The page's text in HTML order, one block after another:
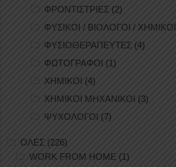
ΦΡΟΝΤΙΣΤΡΙΕΣ (2)
ΦΥΣΙΚΟΙ / ΒΙΟΛΟΓΟΙ / ΧΗΜΙΚΟΙ
ΦΥΣΙΟΘΕΡΑΠΕΥΤΕΣ (4)
ΦΩΤΟΓΡΑΦΟΙ (1)
ΧΗΜΙΚΟΙ (4)
ΧΗΜΙΚΟΙ ΜΗΧΑΝΙΚΟΙ (3)
ΨΥΧΟΛΟΓΟΙ (7)
ΟΛΕΣ (226)
WORK FROM HOME (1)